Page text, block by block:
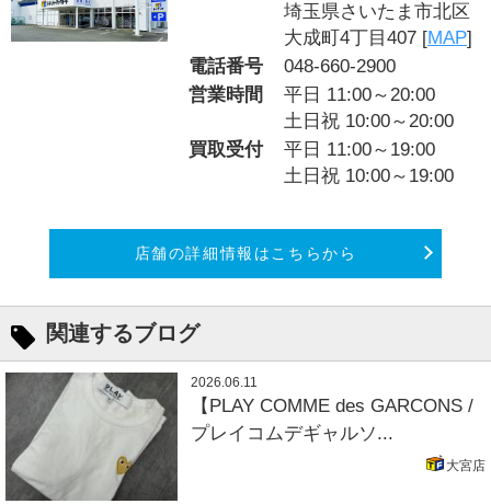
埼玉県さいたま市北区
大成町4丁目407 [MAP]
電話番号
048-660-2900
営業時間
平日 11:00～20:00
土日祝 10:00～20:00
買取受付
平日 11:00～19:00
土日祝 10:00～19:00
店舗の詳細情報はこちらから
関連するブログ
2026.06.11
【PLAY COMME des GARCONS /
プレイコムデギャルソ...
大宮店